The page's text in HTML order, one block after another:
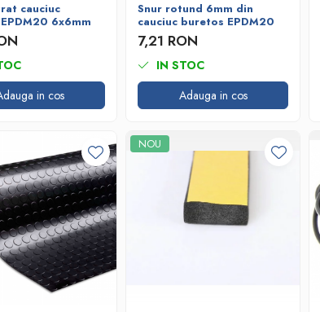
cauciuc
6x6mm
in cos
Snur rotund 6mm din
cauciuc buretos EPDM20
7,21 RON
IN STOC
Adauga in cos
NOU